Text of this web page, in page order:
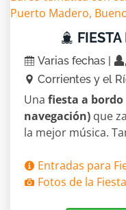
Varias fechas |
Corrientes y el
Una fiesta a
navegación) que
la mejor música.
Entradas para
Fotos de la